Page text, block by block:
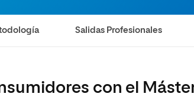
Acceso universitario para
mayores
Salidas Profesionales
con el